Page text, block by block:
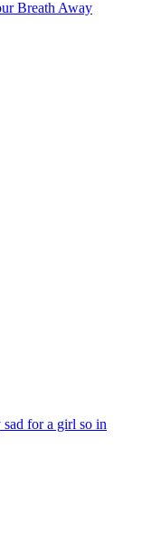
Breath Away
for a girl so in